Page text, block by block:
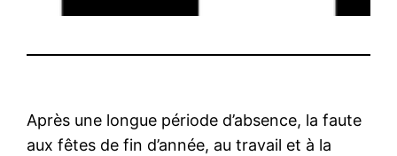
Après une longue période d’absence, la faute
aux fêtes de fin d’année, au travail et à la